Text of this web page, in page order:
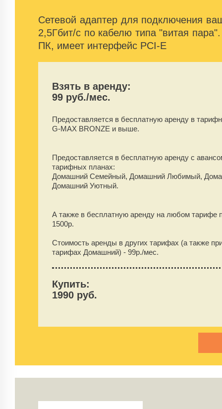
Сетевой адаптер для подключения
2,5Гбит/с по кабелю типа "витая
ПК, имеет интерфейс PCI-E
Взять в аренду:
99 руб./мес.
Предоставляется в бесплатную аренду в
G-MAX BRONZE и выше.
Предоставляется в бесплатную аренду с
тарифных планах:
Домашний Семейный, Домашний Любимый,
Домашний Уютный.
А также в бесплатную аренду на любом тарифе
1500р.
Стоимость аренды в других тарифах (а также
тарифах Домашний) - 99р./мес.
Купить:
1990 руб.